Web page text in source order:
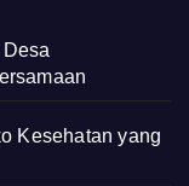
Kesehatan yang